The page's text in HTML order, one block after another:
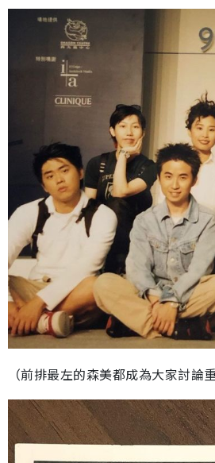
（前排最左的森美都成為大家討論